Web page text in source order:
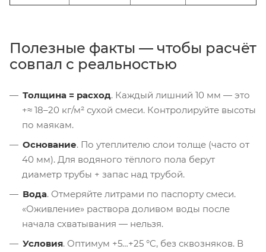
Полезные факты — чтобы расчёт
совпал с реальностью
Толщина = расход. Каждый лишний 10 мм — это
+≈ 18–20 кг/м² сухой смеси. Контролируйте высоты
по маякам.
Основание. По утеплителю слои толще (часто от
40 мм). Для водяного тёплого пола берут
диаметр трубы + запас над трубой.
Вода. Отмеряйте литрами по паспорту смеси.
«Оживление» растворa доливом воды после
начала схватывания — нельзя.
Условия. Оптимум +5…+25 °C, без сквозняков. В